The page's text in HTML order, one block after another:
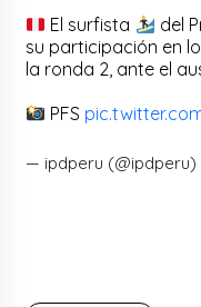
El surfista
del
su participación en
la ronda 2, ante el
PFS
— ipdperu (@ipdperu)